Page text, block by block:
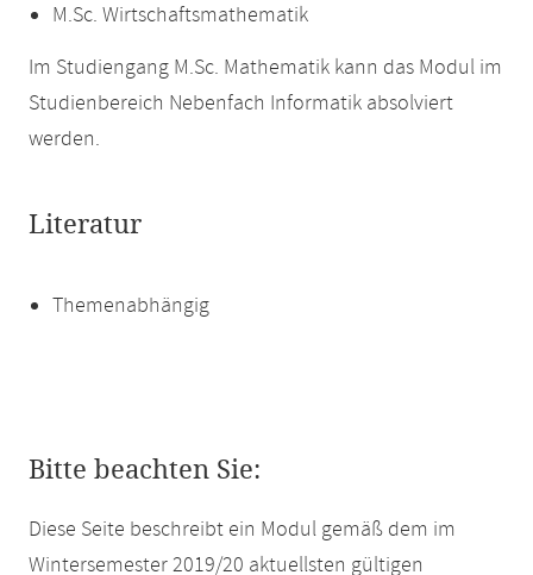
M.Sc. Wirtschaftsmathematik
Im Studiengang M.Sc. Mathematik kann das Modul im
Studienbereich Nebenfach Informatik absolviert
werden.
Literatur
Themenabhängig
Bitte beachten Sie:
Diese Seite beschreibt ein Modul gemäß dem im
Wintersemester 2019/20 aktuellsten gültigen